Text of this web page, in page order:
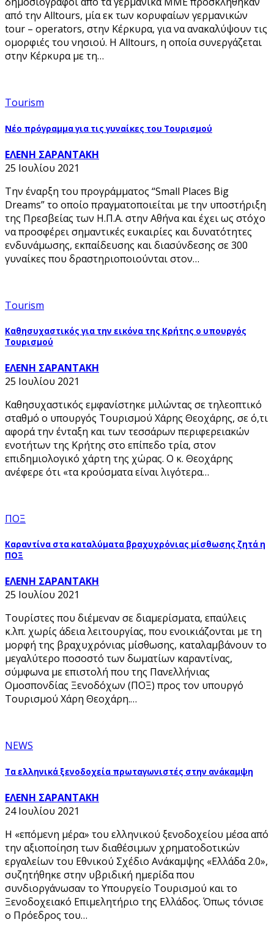
από την Alltours, μία εκ των κορυφαίων γερμανικών
tour – operators, στην Κέρκυρα, για να ανακαλύψουν τις
ομορφιές του νησιού. Η Alltours, η οποία συνεργάζεται
στην Κέρκυρα με τη…
Tourism
Νέο πρόγραμμα για τις γυναίκες του Τουρισμού
ΕΛΕΝΗ ΣΑΡΑΝΤΑΚΗ
25 Ιουλίου 2021
Την έναρξη του προγράμματος “Small Places Big
Dreams” το οποίο πραγματοποιείται με την υποστήριξη
της Πρεσβείας των Η.Π.Α. στην Αθήνα και έχει ως στόχο
να προσφέρει σημαντικές ευκαιρίες και δυνατότητες
ενδυνάμωσης, εκπαίδευσης και διασύνδεσης σε 300
γυναίκες που δραστηριοποιούνται στον…
Tourism
Καθησυχαστικός για την εικόνα της Κρήτης ο υπουργός
Τουρισμού
ΕΛΕΝΗ ΣΑΡΑΝΤΑΚΗ
25 Ιουλίου 2021
Καθησυχαστικός εμφανίστηκε μιλώντας σε τηλεοπτικό
σταθμό ο υπουργός Τουρισμού Χάρης Θεοχάρης, σε ό,τι
αφορά την ένταξη και των τεσσάρων περιφερειακών
ενοτήτων της Κρήτης στο επίπεδο τρία, στον
επιδημιολογικό χάρτη της χώρας. Ο κ. Θεοχάρης
ανέφερε ότι «τα κρούσματα είναι λιγότερα…
ΠΟΞ
Καραντίνα στα καταλύματα βραχυχρόνιας μίσθωσης ζητά η
ΠΟΞ
ΕΛΕΝΗ ΣΑΡΑΝΤΑΚΗ
25 Ιουλίου 2021
Τουρίστες που διέμεναν σε διαμερίσματα, επαύλεις
κ.λπ. χωρίς άδεια λειτουργίας, που ενοικιάζονται με τη
μορφή της βραχυχρόνιας μίσθωσης, καταλαμβάνουν το
μεγαλύτερο ποσοστό των δωματίων καραντίνας,
σύμφωνα με επιστολή που της Πανελλήνιας
Ομοσπονδίας Ξενοδόχων (ΠΟΞ) προς τον υπουργό
Τουρισμού Χάρη Θεοχάρη.…
NEWS
Τα ελληνικά ξενοδοχεία πρωταγωνιστές στην ανάκαμψη
ΕΛΕΝΗ ΣΑΡΑΝΤΑΚΗ
24 Ιουλίου 2021
Η «επόμενη μέρα» του ελληνικού ξενοδοχείου μέσα από
την αξιοποίηση των διαθέσιμων χρηματοδοτικών
εργαλείων του Εθνικού Σχέδιο Ανάκαμψης «Ελλάδα 2.0»,
συζητήθηκε στην υβριδική ημερίδα που
συνδιοργάνωσαν το Υπουργείο Τουρισμού και το
Ξενοδοχειακό Επιμελητήριο της Ελλάδος. Όπως τόνισε
ο Πρόεδρος του…